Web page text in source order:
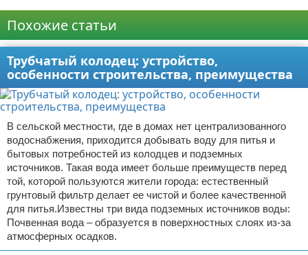
Похожие статьи
Трубчатый колодец: устройство,
особенности строительства, преимущества
В сельской местности, где в домах нет централизованного
водоснабжения, приходится добывать воду для питья и
бытовых потребностей из колодцев и подземных
источников. Такая вода имеет больше преимуществ перед
той, которой пользуются жители города: естественный
грунтовый фильтр делает ее чистой и более качественной
для питья.Известны три вида подземных источников воды:
Почвенная вода – образуется в поверхностных слоях из-за
атмосферных осадков.